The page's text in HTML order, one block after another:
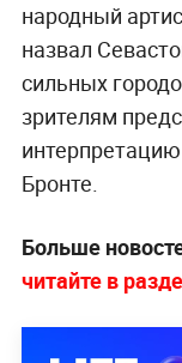
народный
назвал
сильных
зрителям
Бронте.
Больше
читайте в